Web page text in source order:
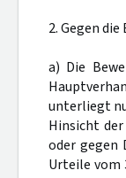
2. Gegen
a) Die
unterliegt
Hinsicht
oder gegen
Urteile vom